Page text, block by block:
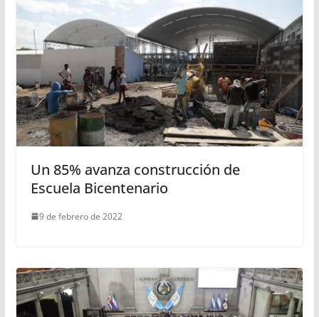
Un 85% avanza construcción de
Escuela Bicentenario
9 de febrero de 2022